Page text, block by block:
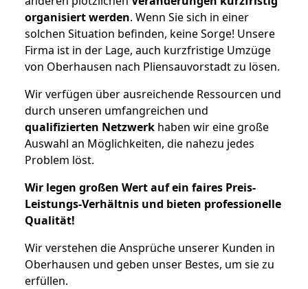
organisiert werden. Wenn Sie sich in einer
solchen Situation befinden, keine Sorge! Unsere
Firma ist in der Lage, auch kurzfristige Umzüge
von Oberhausen nach Pliensauvorstadt zu lösen.
Wir verfügen über ausreichende Ressourcen und
durch unseren umfangreichen und
qualifizierten Netzwerk haben wir eine große
Auswahl an Möglichkeiten, die nahezu jedes
Problem löst.
Wir legen großen Wert auf ein faires Preis-
Leistungs-Verhältnis und bieten professionelle
Qualität!
Wir verstehen die Ansprüche unserer Kunden in
Oberhausen und geben unser Bestes, um sie zu
erfüllen.